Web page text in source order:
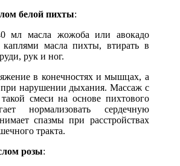
белой пихты:
мл масла жожоба или авокадо
масла пихты, втирать в
рук и ног.
в конечностях и мышцах, а
нарушении дыхания. Массаж с
смеси на основе пихтового
нормализовать сердечную
спазмы при расстройствах
тракта.
розы: